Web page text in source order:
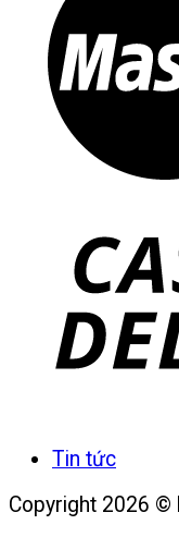
Tin tức
Copyright 2026 ©